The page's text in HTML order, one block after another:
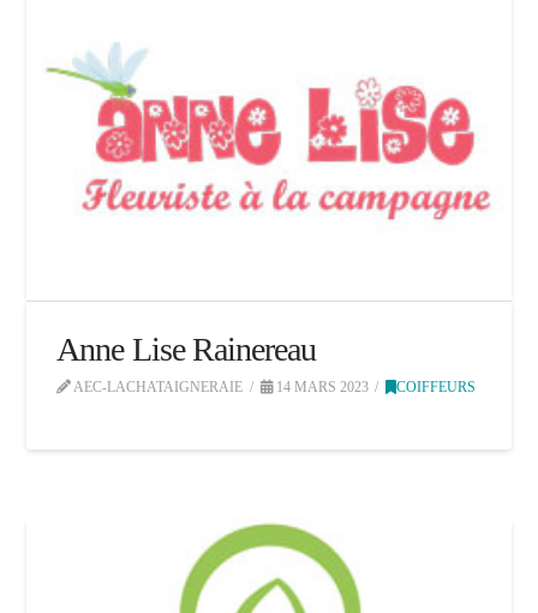
Anne Lise Rainereau
AEC-LACHATAIGNERAIE 14 MARS 2023 COIFFEURS